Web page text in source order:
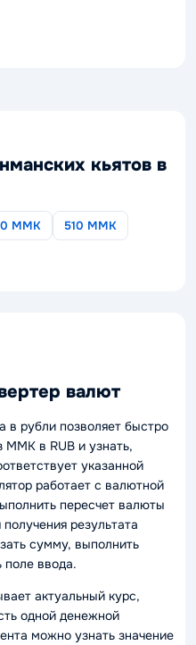
кьятов в
MMK
510 MMK
валют
в рубли позволяет быстро
в RUB и узнать,
указанной
работает с валютной
пересчет валюты
результата
сумму, выполнить
поле ввода.
актуальный курс,
одной денежной
можно узнать значение